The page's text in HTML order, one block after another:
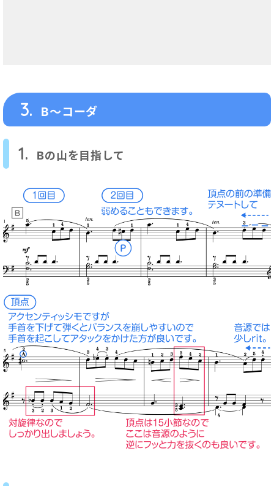
3. B～コーダ
1. Bの山を目指して